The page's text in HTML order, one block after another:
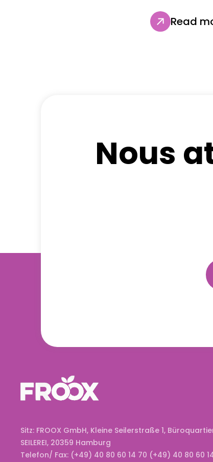
Read
Nous
Sitz: FROOX GmbH, Kleine Seilerstraße 1,
SEILEREI, 20359 Hamburg
Telefon/ Fax: (+49) 40 80 60 14 70 (+49) 40 80 60